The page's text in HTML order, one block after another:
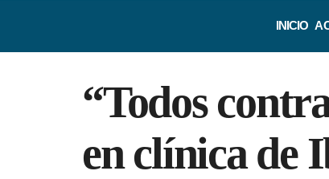
INICIO
“Todos
en clínica de